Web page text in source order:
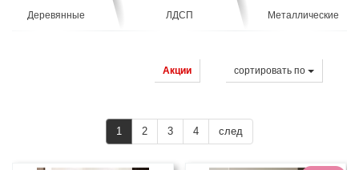
Деревянные ЛДСП Металлические
cортировать по
Акции
1 2 3 4 след